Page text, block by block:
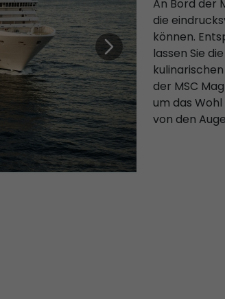
An Bord der
die
können.
lassen Sie
der MSC
um das
von den